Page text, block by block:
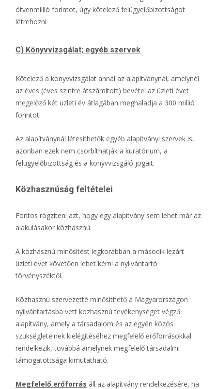
ötvenmillió forintot, úgy kötelező felügyelőbizottságot
létrehozni
C) Könyvvizsgálat; egyéb szervek
Kötelező a könyvvizsgálat annál az alapítványnál, amelynél
az éves (éves szintre átszámított) bevétel az üzleti évet
megelőző két üzleti év átlagában meghaladja a 300 millió
forintot.
Az alapítványnál létesíthetők egyéb alapítványi szervek is,
azonban ezek nem csorbíthatják a kuratórium, a
felügyelőbizottság és a könyvvizsgáló jogait.
Közhasznúság feltételei
Fontos rögzíteni azt, hogy egy alapítvány sem lehet már az
alakulásakor közhasznú.
A közhasznú minősítést legkorábban a második lezárt
üzleti évet követően lehet kérni a nyilvántartó
törvényszéktől.
Közhasznú szervezetté minősíthető a Magyarországon
nyilvántartásba vett közhasznú tevékenységet végző
alapítvány, amely a társadalom és az egyén közös
szükségleteinek kielégítéséhez megfelelő erőforrásokkal
rendelkezik, továbbá amelynek megfelelő társadalmi
támogatottsága kimutatható.
Megfelelő erőforrás áll az alapítvány rendelkezésére, ha